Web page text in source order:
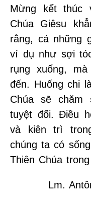
Mừng kết thúc
Chúa Giêsu
rằng, cả những
ví dụ như sợi
rụng xuống,
đến. Huống chi
Chúa sẽ
tuyệt đối. Điều
và kiên trì
chúng ta có
Thiên Chúa
Lm.